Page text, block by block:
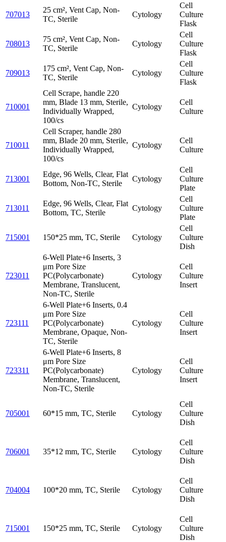
707013
25 cm², Vent Cap, Non-
TC, Sterile
Cytology
Cell
Culture
Flask
708013
75 cm², Vent Cap, Non-
TC, Sterile
Cytology
Cell
Culture
Flask
709013
175 cm², Vent Cap, Non-
TC, Sterile
Cytology
Cell
Culture
Flask
710001
Cell Scrape, handle 220
mm, Blade 13 mm, Sterile,
Individually Wrapped,
100/cs
Cytology
Cell
Culture
710011
Cell Scraper, handle 280
mm, Blade 20 mm, Sterile,
Individually Wrapped,
100/cs
Cytology
Cell
Culture
713001
Edge, 96 Wells, Clear, Flat
Bottom, Non-TC, Sterile
Cytology
Cell
Culture
Plate
713011
Edge, 96 Wells, Clear, Flat
Bottom, TC, Sterile
Cytology
Cell
Culture
Plate
715001 150*25 mm, TC, Sterile Cytology
Cell
Culture
Dish
723011
6-Well Plate+6 Inserts, 3
μm Pore Size
PC(Polycarbonate)
Membrane, Translucent,
Non-TC, Sterile
Cytology
Cell
Culture
Insert
723111
6-Well Plate+6 Inserts, 0.4
μm Pore Size
PC(Polycarbonate)
Membrane, Opaque, Non-
TC, Sterile
Cytology
Cell
Culture
Insert
723311
6-Well Plate+6 Inserts, 8
μm Pore Size
PC(Polycarbonate)
Membrane, Translucent,
Non-TC, Sterile
Cytology
Cell
Culture
Insert
705001 60*15 mm, TC, Sterile Cytology
Cell
Culture
Dish
706001 35*12 mm, TC, Sterile Cytology
Cell
Culture
Dish
704004 100*20 mm, TC, Sterile Cytology
Cell
Culture
Dish
715001 150*25 mm, TC, Sterile Cytology
Cell
Culture
Dish